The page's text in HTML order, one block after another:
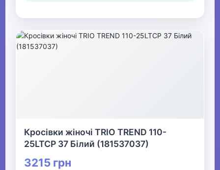
Кросівки жіночі TRIO TREND 110-
25LTCP 37 Білий (181537037)
3215 грн